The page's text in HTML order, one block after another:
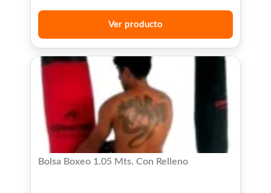
Ver producto
Bolsa Boxeo 1.05 Mts. Con Relleno